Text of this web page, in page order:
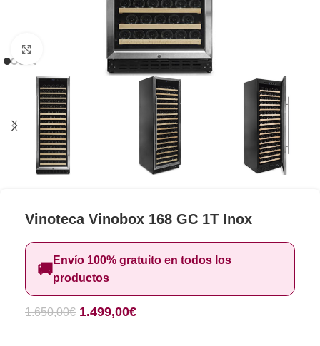
Clic para ampliar
Vinoteca Vinobox 168 GC 1T Inox
🚚Envío 100% gratuito en todos los
productos
1.650,00€ 1.499,00€